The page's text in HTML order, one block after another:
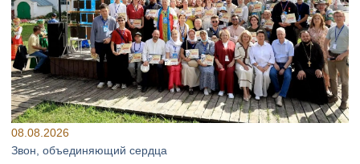
08.08.2026
Звон, объединяющий сердца